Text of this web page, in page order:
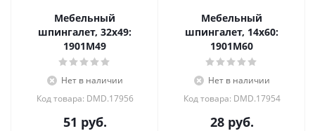
Мебельный
шпингалет, 32х49:
1901M49
Нет в наличии
Код товара: DMD.17956
51 руб.
Мебельный
шпингалет, 14х60:
1901M60
Нет в наличии
Код товара: DMD.17954
28руб.